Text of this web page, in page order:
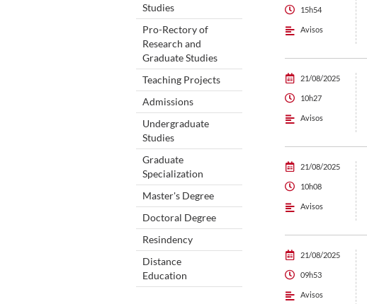
Studies
Pro-Rectory of
Research and
Graduate Studies
Teaching Projects
Admissions
Undergraduate
Studies
Graduate
Specialization
Master's Degree
Doctoral Degree
Resindency
Distance
Education
15h54
Avisos
21/08/2025
10h27
Avisos
21/08/2025
10h08
Avisos
21/08/2025
09h53
Avisos